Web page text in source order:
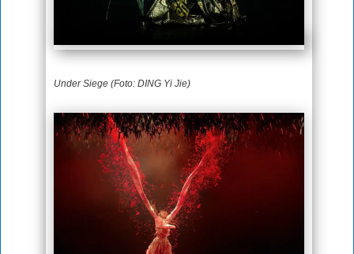
Under Siege (Foto: DING Yi Jie)